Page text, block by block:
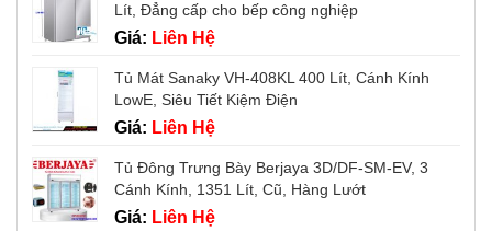
Lít, Đẳng cấp cho bếp công nghiệp
Giá: Liên Hệ
Tủ Mát Sanaky VH-408KL 400 Lít, Cánh Kính
LowE, Siêu Tiết Kiệm Điện
Giá: Liên Hệ
Tủ Đông Trưng Bày Berjaya 3D/DF-SM-EV, 3
Cánh Kính, 1351 Lít, Cũ, Hàng Lướt
Giá: Liên Hệ